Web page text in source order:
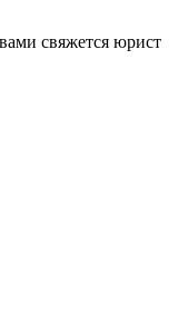
свяжется юрист